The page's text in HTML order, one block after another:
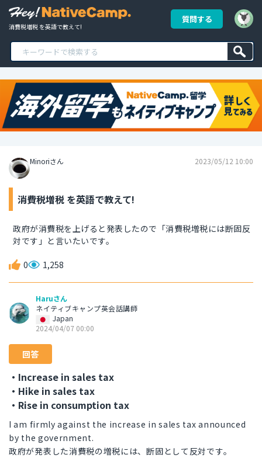
消費税増税 を英語で教えて!
質問する
Minoriさん 2023/05/12 10:00
消費税増税 を英語で教えて!
政府が消費税を上げると発表したので「消費税増税には断固反
対です」と言いたいです。
0 1,258
Haruさん
ネイティブキャンプ英会話講師
Japan
2024/04/07 00:00
回答
・Increase in sales tax
・Hike in sales tax
・Rise in consumption tax
I am firmly against the increase in sales tax announced
by the government.
政府が発表した消費税の増税には、断固として反対です。